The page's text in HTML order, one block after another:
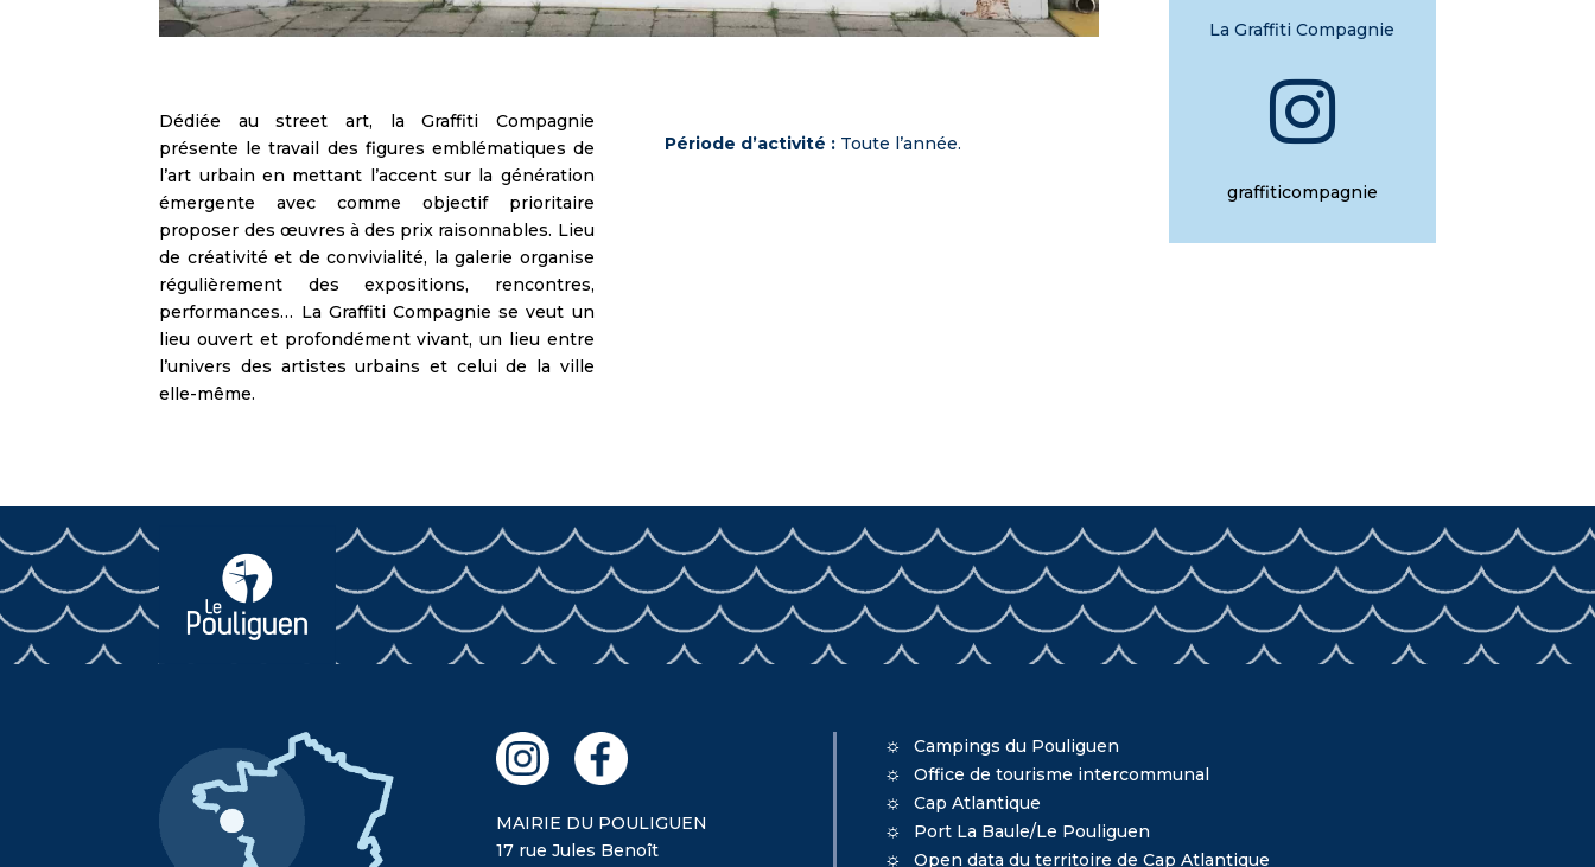
Dédiée au street art, la Graffiti Compagnie
présente le travail des figures emblématiques de
l’art urbain en mettant l’accent sur la génération
émergente avec comme objectif prioritaire
proposer des œuvres à des prix raisonnables. Lieu
de créativité et de convivialité, la galerie organise
régulièrement des expositions, rencontres,
performances… La Graffiti Compagnie se veut un
lieu ouvert et profondément vivant, un lieu entre
l’univers des artistes urbains et celui de la ville
elle-même.
Période d’activité :Toute l’année.
La Graffiti Compagnie

graffiticompagnie
MAIRIE DU POULIGUEN
17 rue Jules Benoît
Campings du Pouliguen
Office de tourisme intercommunal
Cap Atlantique
Port La Baule/Le Pouliguen
Open data du territoire de Cap Atlantique